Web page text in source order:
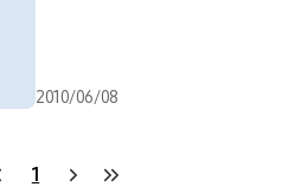
2010/06/08
1